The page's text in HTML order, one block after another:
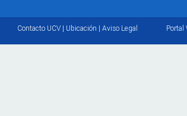
Contacto UCV| Ubicación | Aviso Legal Portal